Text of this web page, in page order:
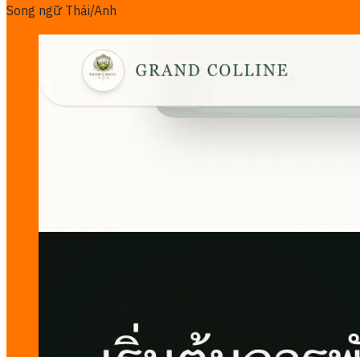
Song ngữ Thái/Anh